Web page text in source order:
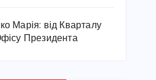
Марія: від Кварталу
Президента